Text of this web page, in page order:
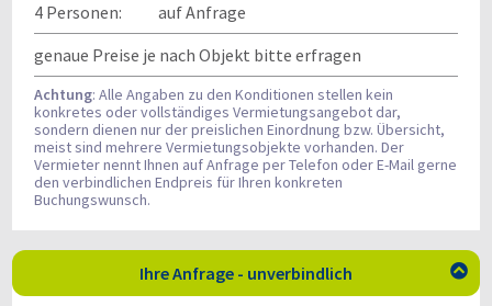
4 Personen:
auf Anfrage
genaue Preise je nach Objekt bitte erfragen
Achtung: Alle Angaben zu den Konditionen stellen kein
konkretes oder vollständiges Vermietungsangebot dar,
sondern dienen nur der preislichen Einordnung bzw. Übersicht,
meist sind mehrere Vermietungsobjekte vorhanden. Der
Vermieter nennt Ihnen auf Anfrage per Telefon oder E-Mail gerne
den verbindlichen Endpreis für Ihren konkreten
Buchungswunsch.
Ihre Anfrage - unverbindlich 